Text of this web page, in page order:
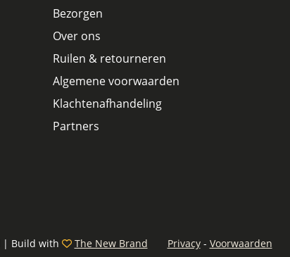
Bezorgen
Over ons
Ruilen & retourneren
Algemene voorwaarden
Klachtenafhandeling
Partners
| Build with The New Brand Privacy- Voorwaarden